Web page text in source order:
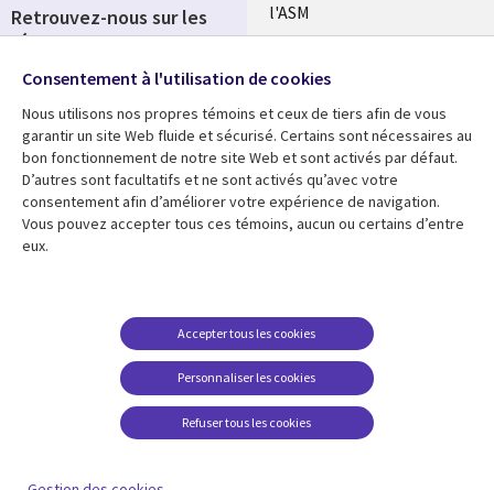
l'ASM
Fusions
Ressources
Library
Links
Articles
Blog
Support
Legal
Accessibilité
conditions juridiques
FAQ Carrières
Centre de gestion des
témoins
Retrouvez-nous sur les
réseaux
Social
Media
FRANCE
Consentement à l'utilisation de cookies
Nous utilisons nos propres témoins et ceux de tiers afin de vous
garantir un site Web fluide et sécurisé. Certains sont nécessaires au
bon fonctionnement de notre site Web et sont activés par défaut.
D’autres sont facultatifs et ne sont activés qu’avec votre
consentement afin d’améliorer votre expérience de navigation.
Vous pouvez accepter tous ces témoins, aucun ou certains d’entre
eux.
Personnaliser les cookies
Accepter tous les cookies
Refuser tous les cookies